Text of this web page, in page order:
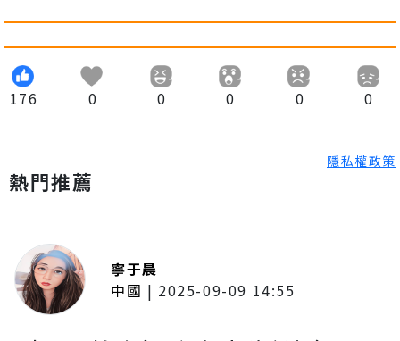
176 0 0 0 0 0
隱私權政策
熱門推薦
寧于晨
中國 | 2025-09-09 14:55